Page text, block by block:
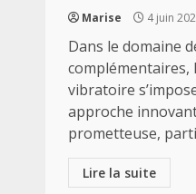
Marise 4 juin
Dans le domaine
complémentaires,
vibratoire
approche
prometteuse,
Lire la suite